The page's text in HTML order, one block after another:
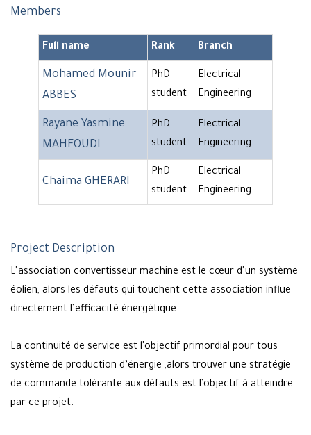
Members
Full name Rank Branch
Mohamed Mounir
ABBES
PhD
student
Electrical
Engineering
Rayane Yasmine
MAHFOUDI
PhD
student
Electrical
Engineering
Chaima GHERARI
PhD
student
Electrical
Engineering
Project Description
L’association convertisseur machine est le cœur d’un système
éolien, alors les défauts qui touchent cette association influe
directement l’efficacité énergétique.
La continuité de service est l’objectif primordial pour tous
système de production d’énergie ,alors trouver une stratégie
de commande tolérante aux défauts est l’objectif à atteindre
par ce projet.